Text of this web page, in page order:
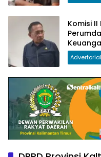
Komisi II
Advertorial